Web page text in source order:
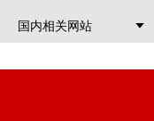
国内相关网站